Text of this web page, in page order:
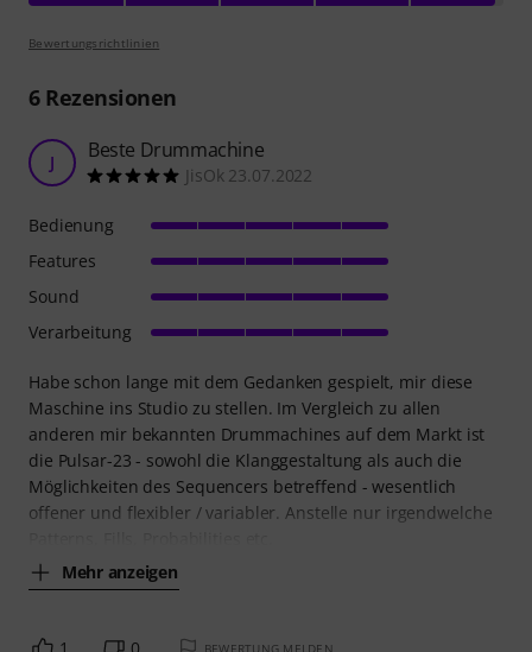
Bewertungsrichtlinien
6Rezensionen
J Beste Drummachine
JisOk 23.07.2022
Habe schon lange mit dem Gedanken gespielt, mir diese
Maschine ins Studio zu stellen. Im Vergleich zu allen
anderen mir bekannten Drummachines auf dem Markt ist
die Pulsar-23 - sowohl die Klanggestaltung als auch die
Möglichkeiten des Sequencers betreffend - wesentlich
offener und flexibler / variabler. Anstelle nur irgendwelche
Mehr anzeigen
Bedienung
Features
Sound
Verarbeitung
BEWERTUNG MELDEN